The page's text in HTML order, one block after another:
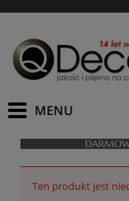
Ten produkt jest